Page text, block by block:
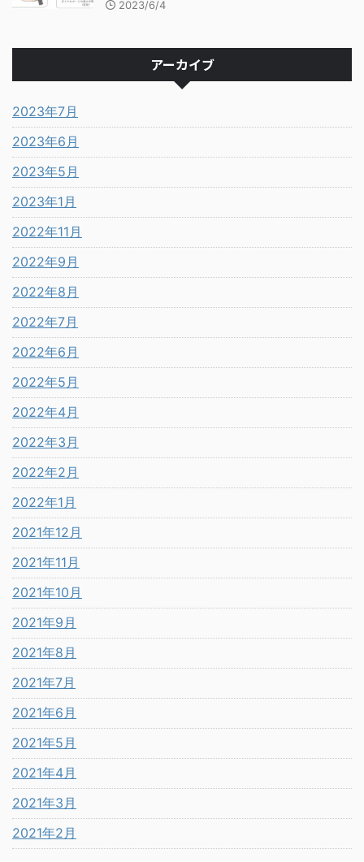
2023/6/4
アーカイブ
2023年7月
2023年6月
2023年5月
2023年1月
2022年11月
2022年9月
2022年8月
2022年7月
2022年6月
2022年5月
2022年4月
2022年3月
2022年2月
2022年1月
2021年12月
2021年11月
2021年10月
2021年9月
2021年8月
2021年7月
2021年6月
2021年5月
2021年4月
2021年3月
2021年2月